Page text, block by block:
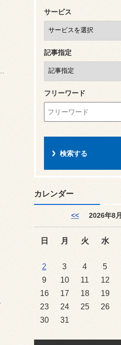
サービス
記事指定
フリーワード
カレンダー
<< 2026年8月
日 月 火 水
2
3 4 5
9
10 11 12
16
17 18 19
23
24 25 26
30
31